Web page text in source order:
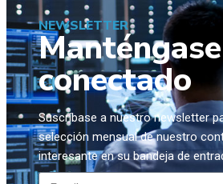
NEWSLETTER
Manténgase
conectado
Suscríbase a nuestro newsletter
selección mensual de nuestro
interesante en su bandeja de